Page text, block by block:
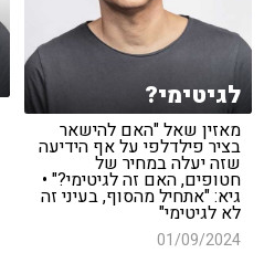
לגיטימי?
מאזין שאל "האם להישאר
בציר פילדלפי על אף הידיעה
שזה יעלה במחיר של
חטופים, האם זה לגיטימי?" •
גיא: "אתחיל מהסוף, בעיני זה
לא לגיטימי"
01/09/2024